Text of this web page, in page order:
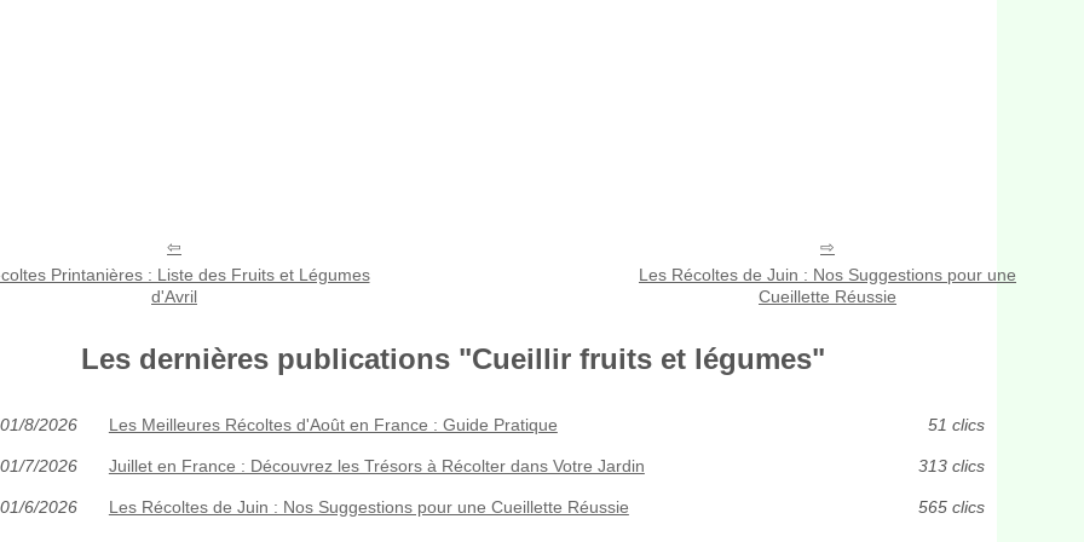
Printanières : Liste des Fruits et Légumes
d'Avril
Les Récoltes de Juin : Nos Suggestions pour une
Cueillette Réussie
Les dernières publications "Cueillir fruits et légumes"
01/8/2026 Les Meilleures Récoltes d'Août en France : Guide Pratique 51 clics
01/7/2026 Juillet en France : Découvrez les Trésors à Récolter dans Votre Jardin 313 clics
01/6/2026 Les Récoltes de Juin : Nos Suggestions pour une Cueillette Réussie 565 clics